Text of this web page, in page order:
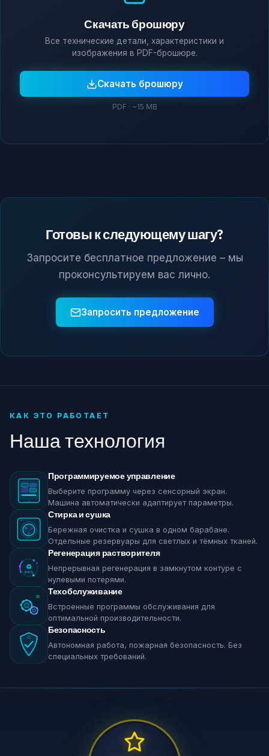
Скачать брошюру
Все технические детали, характеристики и
изображения в PDF-брошюре.
Скачать брошюру
PDF · ~15 MB
Готовы к следующему шагу?
Запросите бесплатное предложение – мы
проконсультируем вас лично.
Запросить предложение
КАК ЭТО РАБОТАЕТ
Наша технология
Программируемое управление
Выберите программу через сенсорный экран.
Машина автоматически адаптирует параметры.
Стирка и сушка
Бережная очистка и сушка в одном барабане.
Отдельные резервуары для светлых и тёмных тканей.
♻
99%
Регенерация растворителя
Непрерывная регенерация в замкнутом контуре с
нулевыми потерями.
Техобслуживание
Встроенные программы обслуживания для
оптимальной производительности.
Безопасность
Автономная работа, пожарная безопасность. Без
специальных требований.